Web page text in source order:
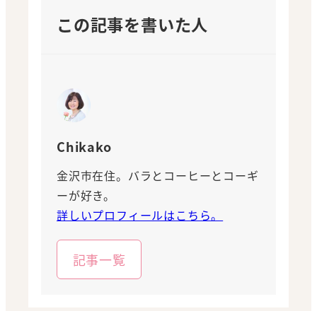
この記事を書いた人
Chikako
金沢市在住。バラとコーヒーとコーギ
ーが好き。
詳しいプロフィールはこちら。
記事一覧